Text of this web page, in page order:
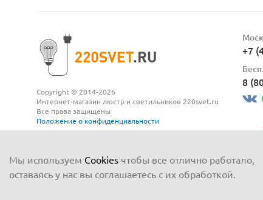
Copyright © 2014-2026
Интернет-магазин люстр и светильников 220svet.ru
Все права защищены
Положение о конфиденциальности
+7
8
Мы используем Cookies чтобы все отлично работало,
оставаясь у нас вы соглашаетесь с их обработкой.